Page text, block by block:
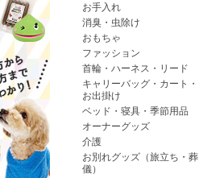
お手入れ
消臭・虫除け
おもちゃ
ファッション
首輪・ハーネス・リード
キャリーバッグ・カート・
お出掛け
ベッド・寝具・季節用品
オーナーグッズ
介護
お別れグッズ（旅立ち・葬
儀）